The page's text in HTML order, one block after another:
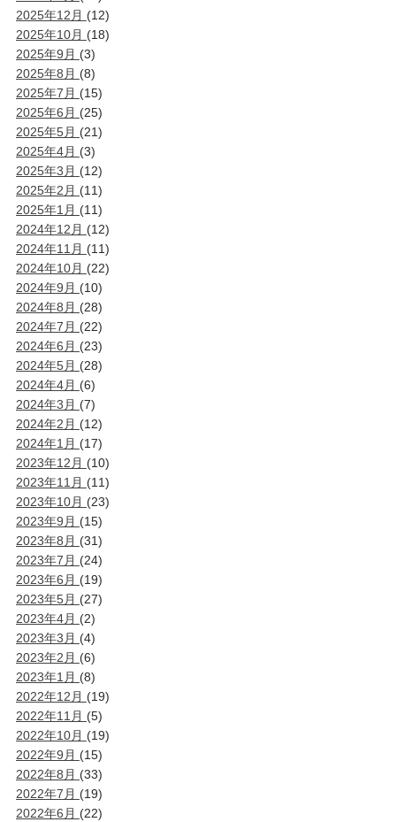
2025年12月 (12)
2025年10月 (18)
2025年9月 (3)
2025年8月 (8)
2025年7月 (15)
2025年6月 (25)
2025年5月 (21)
2025年4月 (3)
2025年3月 (12)
2025年2月 (11)
2025年1月 (11)
2024年12月 (12)
2024年11月 (11)
2024年10月 (22)
2024年9月 (10)
2024年8月 (28)
2024年7月 (22)
2024年6月 (23)
2024年5月 (28)
2024年4月 (6)
2024年3月 (7)
2024年2月 (12)
2024年1月 (17)
2023年12月 (10)
2023年11月 (11)
2023年10月 (23)
2023年9月 (15)
2023年8月 (31)
2023年7月 (24)
2023年6月 (19)
2023年5月 (27)
2023年4月 (2)
2023年3月 (4)
2023年2月 (6)
2023年1月 (8)
2022年12月 (19)
2022年11月 (5)
2022年10月 (19)
2022年9月 (15)
2022年8月 (33)
2022年7月 (19)
2022年6月 (22)